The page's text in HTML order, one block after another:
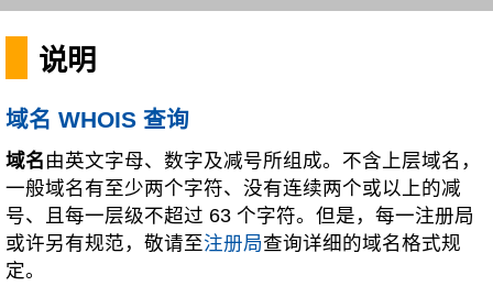
说明
域名 WHOIS 查询
域名 由英文字母、数字及减号所组成。不含上层域名，
一般域名有至少两个字符、没有连续两个或以上的减
号、且每一层级不超过 63 个字符。但是，每一注册局
或许另有规范，敬请至注册局查询详细的域名格式规
定。